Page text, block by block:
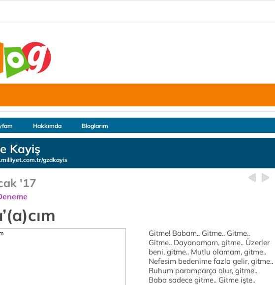
Hakkımda Bloglarım
Kayiş
gzdkayis
'17
Gitme! Babam.. Gitme.. Gitme..
Gitme.. Dayanamam, gitme.. Üzerler
beni, gitme.. Mutlu olamam, gitme..
Nefesim bedenime fazla gelir, gitme..
Ruhum paramparça olur, gitme..
Baba sadece gitme.. Gitme işte..